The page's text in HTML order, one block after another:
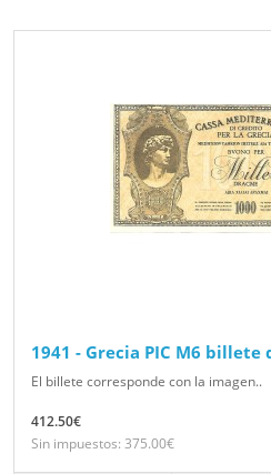
1941 - Grecia PIC M6 billete
El billete corresponde con la imagen..
412.50€
Sin impuestos: 375.00€